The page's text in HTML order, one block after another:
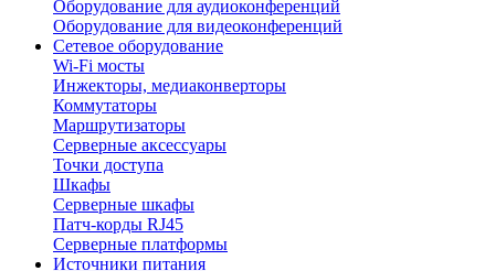
Оборудование для аудиоконференций
Оборудование для видеоконференций
Сетевое оборудование
Wi-Fi мосты
Инжекторы, медиаконверторы
Коммутаторы
Маршрутизаторы
Серверные аксессуары
Точки доступа
Шкафы
Серверные шкафы
Патч-корды RJ45
Серверные платформы
Источники питания